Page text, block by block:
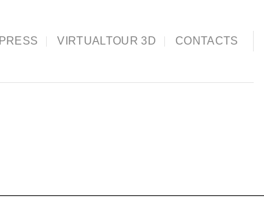
PRESS VIRTUALTOUR 3D CONTACTS